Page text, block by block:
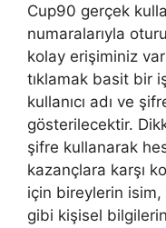
Cup90 gerçek
numaralarıyla
kolay erişiminiz
tıklamak basit bir
kullanıcı adı ve
gösterilecektir.
şifre kullanarak
kazançlara karşı
için bireylerin
gibi kişisel